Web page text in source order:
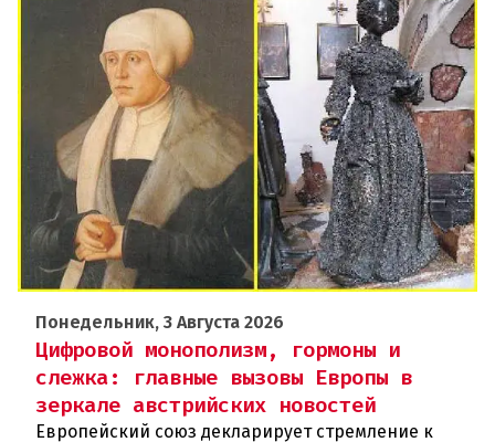
Понедельник, 3 Августа 2026
Цифровой монополизм, гормоны и
слежка: главные вызовы Европы в
зеркале австрийских новостей
Европейский союз декларирует стремление к